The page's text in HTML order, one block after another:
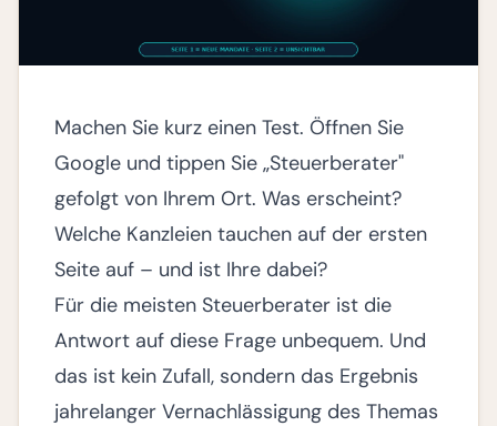
Machen Sie kurz einen Test. Öffnen Sie
Google und tippen Sie „Steuerberater"
gefolgt von Ihrem Ort. Was erscheint?
Welche Kanzleien tauchen auf der ersten
Seite auf – und ist Ihre dabei?
Für die meisten Steuerberater ist die
Antwort auf diese Frage unbequem. Und
das ist kein Zufall, sondern das Ergebnis
jahrelanger Vernachlässigung des Themas